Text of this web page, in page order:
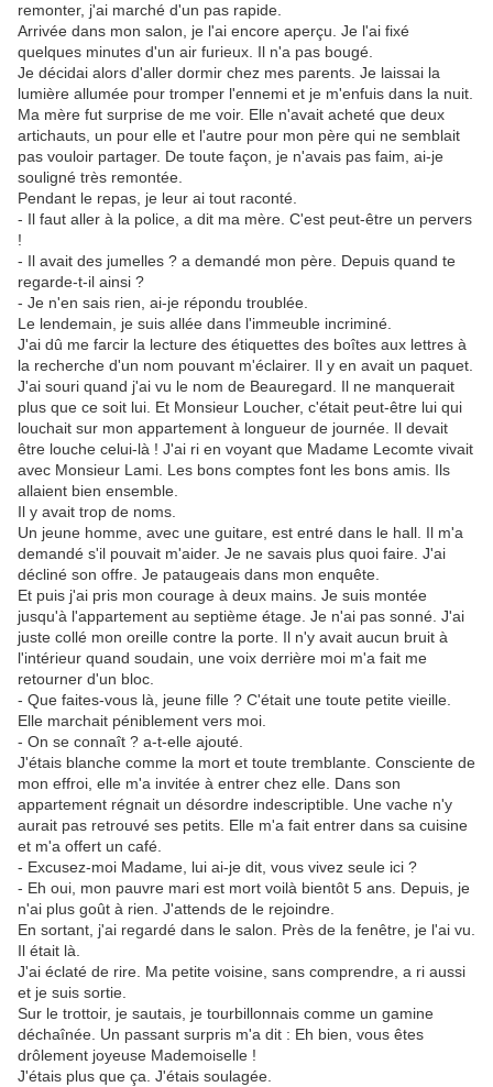
remonter, j'ai marché d'un pas rapide.
Arrivée dans mon salon, je l'ai encore aperçu. Je l'ai fixé
quelques minutes d'un air furieux. Il n'a pas bougé.
Je décidai alors d'aller dormir chez mes parents. Je laissai la
lumière allumée pour tromper l'ennemi et je m'enfuis dans la nuit.
Ma mère fut surprise de me voir. Elle n'avait acheté que deux
artichauts, un pour elle et l'autre pour mon père qui ne semblait
pas vouloir partager. De toute façon, je n'avais pas faim, ai-je
souligné très remontée.
Pendant le repas, je leur ai tout raconté.
- Il faut aller à la police, a dit ma mère. C'est peut-être un pervers
!
- Il avait des jumelles ? a demandé mon père. Depuis quand te
regarde-t-il ainsi ?
- Je n'en sais rien, ai-je répondu troublée.
Le lendemain, je suis allée dans l'immeuble incriminé.
J'ai dû me farcir la lecture des étiquettes des boîtes aux lettres à
la recherche d'un nom pouvant m'éclairer. Il y en avait un paquet.
J'ai souri quand j'ai vu le nom de Beauregard. Il ne manquerait
plus que ce soit lui. Et Monsieur Loucher, c'était peut-être lui qui
louchait sur mon appartement à longueur de journée. Il devait
être louche celui-là ! J'ai ri en voyant que Madame Lecomte vivait
avec Monsieur Lami. Les bons comptes font les bons amis. Ils
allaient bien ensemble.
Il y avait trop de noms.
Un jeune homme, avec une guitare, est entré dans le hall. Il m'a
demandé s'il pouvait m'aider. Je ne savais plus quoi faire. J'ai
décliné son offre. Je pataugeais dans mon enquête.
Et puis j'ai pris mon courage à deux mains. Je suis montée
jusqu'à l'appartement au septième étage. Je n'ai pas sonné. J'ai
juste collé mon oreille contre la porte. Il n'y avait aucun bruit à
l'intérieur quand soudain, une voix derrière moi m'a fait me
retourner d'un bloc.
- Que faites-vous là, jeune fille ? C'était une toute petite vieille.
Elle marchait péniblement vers moi.
- On se connaît ? a-t-elle ajouté.
J'étais blanche comme la mort et toute tremblante. Consciente de
mon effroi, elle m'a invitée à entrer chez elle. Dans son
appartement régnait un désordre indescriptible. Une vache n'y
aurait pas retrouvé ses petits. Elle m'a fait entrer dans sa cuisine
et m'a offert un café.
- Excusez-moi Madame, lui ai-je dit, vous vivez seule ici ?
- Eh oui, mon pauvre mari est mort voilà bientôt 5 ans. Depuis, je
n'ai plus goût à rien. J'attends de le rejoindre.
En sortant, j'ai regardé dans le salon. Près de la fenêtre, je l'ai vu.
Il était là.
J'ai éclaté de rire. Ma petite voisine, sans comprendre, a ri aussi
et je suis sortie.
Sur le trottoir, je sautais, je tourbillonnais comme un gamine
déchaînée. Un passant surpris m'a dit : Eh bien, vous êtes
drôlement joyeuse Mademoiselle !
J'étais plus que ça. J'étais soulagée.